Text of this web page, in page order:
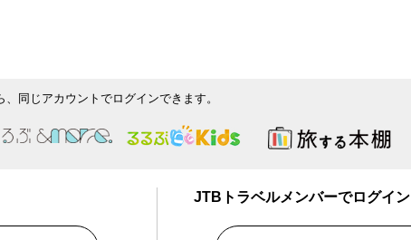
同じアカウントでログインできます。
JTBトラベルメンバーでログイン